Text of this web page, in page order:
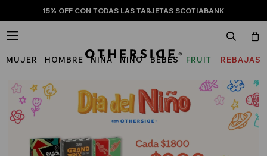
15% OFF CON TODAS LAS TARJETAS SCOTIABANK
MUJER HOMBRE NIÑA NIÑO BEBÉS
FRUIT
THE
LOOM
REBAJAS
